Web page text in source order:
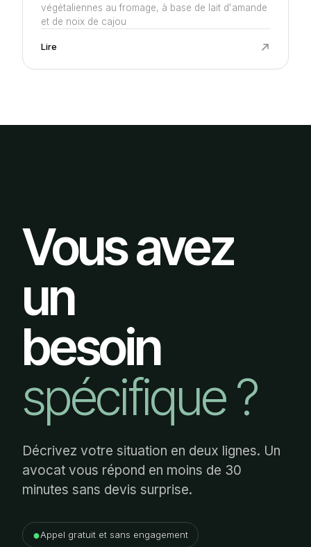
végétaliennes au fromage, à base de lait d'amande
et de noix de cajou
Lire
Vous avez
un
besoin
spécifique ?
Décrivez votre situation en deux lignes. Un
avocat vous répond en moins de 30
minutes sans devis surprise.
●Appel gratuit et sans engagement